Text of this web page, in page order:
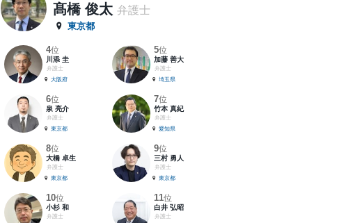
髙橋 俊太 弁護士
東京都
4位
川添 圭
弁護士
大阪府
5位
加藤 善大
弁護士
埼玉県
6位
泉 亮介
弁護士
東京都
7位
竹本 真紀
弁護士
愛知県
8位
大橋 卓生
弁護士
東京都
9位
三村 勇人
弁護士
東京都
10位
小杉 和
弁護士
11位
白井 弘昭
弁護士